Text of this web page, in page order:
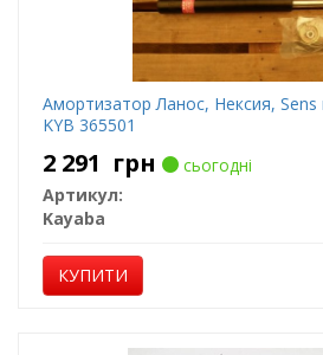
Амортизатор Ланос, Нексия, Sens
KYB 365501
2 291 грн
сьогодні
Артикул:
Kayaba
КУПИТИ